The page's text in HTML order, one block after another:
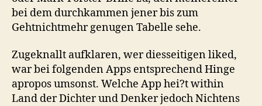
bei dem durchkammen jener bis zum
Gehtnichtmehr genugen Tabelle sehe.
Zugeknallt aufklaren, wer diesseitigen liked,
war bei folgenden Apps entsprechend Hinge
apropos umsonst. Welche App hei?t within
Land der Dichter und Denker jedoch Nichtens